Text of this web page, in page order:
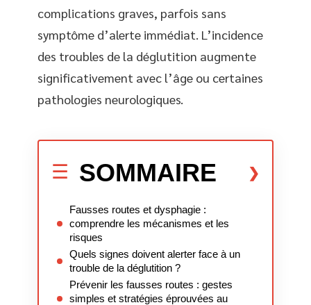
complications graves, parfois sans
symptôme d’alerte immédiat. L’incidence
des troubles de la déglutition augmente
significativement avec l’âge ou certaines
pathologies neurologiques.
SOMMAIRE
Fausses routes et dysphagie :
comprendre les mécanismes et les
risques
Quels signes doivent alerter face à un
trouble de la déglutition ?
Prévenir les fausses routes : gestes
simples et stratégies éprouvées au